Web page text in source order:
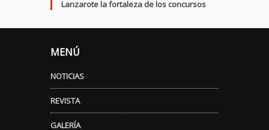
Lanzarote la fortaleza de los concursos
MENÚ
NOTICIAS
REVISTA
GALERÍA